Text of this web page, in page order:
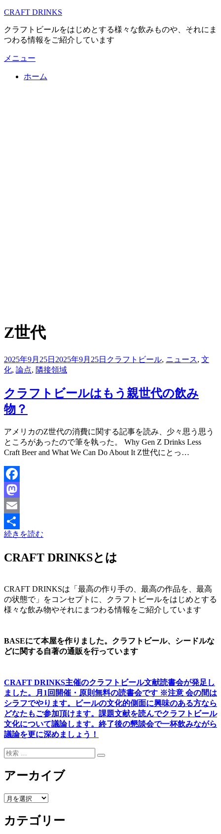
コ
テ
ン
ツ
へ
CRAFT DRINKS
クラフトビールをはじめとする様々な飲みものや、それにま
つわる情報をご紹介しています
メニュー
ホーム
タグ
:
Z世代
投
稿
2025年9月25日 2025年9月25日 クラフトビール, ニュース, 文
化, 論点, 隣接領域
クラフトビールはもう親世代の飲み
物？
投稿者master
アメリカのZ世代の消費に関する記事を読み、少々思う思う
ところがあったので筆を執った。 Why Gen Z Drinks Less
Craft Beer and What We Can Do About It Z世代にとっ…
Facebook
Mastodon
Email
共
有
続きを読む
CRAFT DRINKSとは
CRAFT DRINKSは「最高の作り手の、最高の作品を、最高
の状態で」をコンセプトに、クラフトビールをはじめとする
様々な飲み物やそれにまつわる情報をご紹介しています
BASEにて本屋を作りました。クラフトビール、シードルな
どに関する自著の通販を行っています
CRAFT DRINKS主催のクラフトビール文献読書会が発足し
ました。
月1回開催・原則無料の読書会です ※注意 会の間は
シラフでやります。
ビールの文化的側面に興味のある方なら
どなたもご参加頂けます。 課題文献を読んでクラフトビール
文化について議論します。 終了後の懇談会で一杯飲みながら
議論を更に深めましょう！
検
検
アーカイブ
ア
カ
イ
カテゴリー